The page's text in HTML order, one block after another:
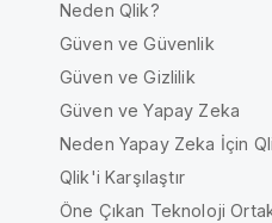
Neden Qlik?
Güven ve Güvenlik
Güven ve Gizlilik
Güven ve Yapay Zeka
Neden Yapay Zeka İçin
Qlik'i Karşılaştır
Öne Çıkan Teknoloji